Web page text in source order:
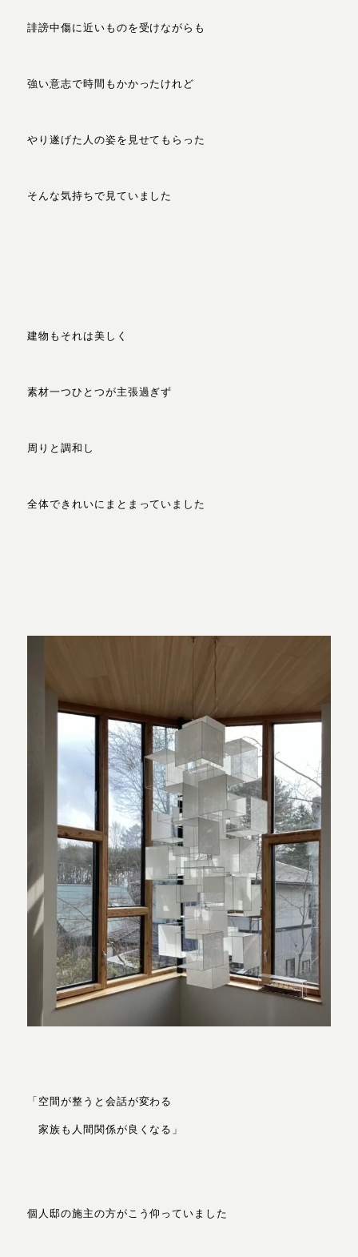
誹謗中傷に近いものを受けながらも
強い意志で時間もかかったけれど
やり遂げた人の姿を見せてもらった
そんな気持ちで見ていました
建物もそれは美しく
素材一つひとつが主張過ぎず
周りと調和し
全体できれいにまとまっていました
「空間が整うと会話が変わる
家族も人間関係が良くなる」
個人邸の施主の方がこう仰っていました